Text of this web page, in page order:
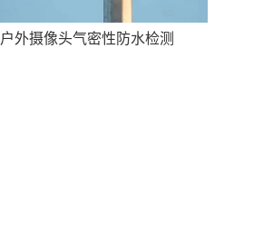
户外摄像头气密性防水检测